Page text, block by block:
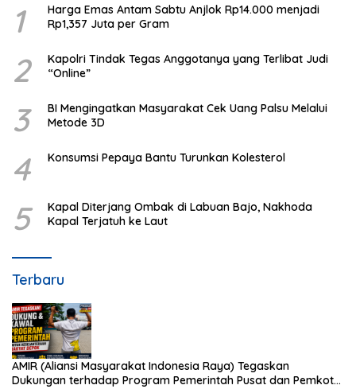
1
Harga Emas Antam Sabtu Anjlok Rp14.000 menjadi
Rp1,357 Juta per Gram
2
Kapolri Tindak Tegas Anggotanya yang Terlibat Judi
“Online”
3
BI Mengingatkan Masyarakat Cek Uang Palsu Melalui
Metode 3D
4 Konsumsi Pepaya Bantu Turunkan Kolesterol
5
Kapal Diterjang Ombak di Labuan Bajo, Nakhoda
Kapal Terjatuh ke Laut
Terbaru
AMIR (Aliansi Masyarakat Indonesia Raya) Tegaskan
Dukungan terhadap Program Pemerintah Pusat dan Pemkot